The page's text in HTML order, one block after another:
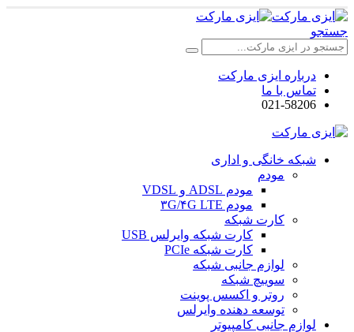
جستجو
درباره ایزی مارکت
تماس با ما
021-58206
شبکه خانگی و اداری
مودم
مودم ADSL و VDSL
مودم ۳G/۴G LTE
کارت شبکه
کارت شبکه وایرلس USB
کارت شبکه PCIe
لوازم جانبی شبکه
سوییچ شبکه
روتر و اکسس پوینت
توسعه دهنده وایرلس
لوازم جانبی کامپیوتر